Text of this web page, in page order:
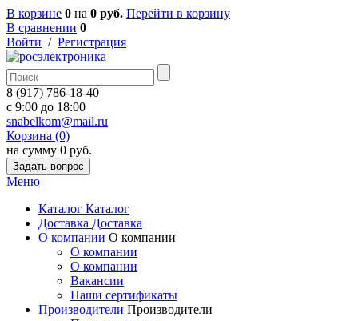
В корзине 0 на 0 руб. Перейти в корзину
В сравнении 0
Войти / Регистрация
8 (917) 786-18-40
c 9:00 до 18:00
snabelkom@mail.ru
Корзина (0)
на сумму 0 руб.
Задать вопрос
Меню
Каталог Каталог
Доставка Доставка
О компании О компании
О компании
О компании
Вакансии
Наши сертификаты
Производители Производители